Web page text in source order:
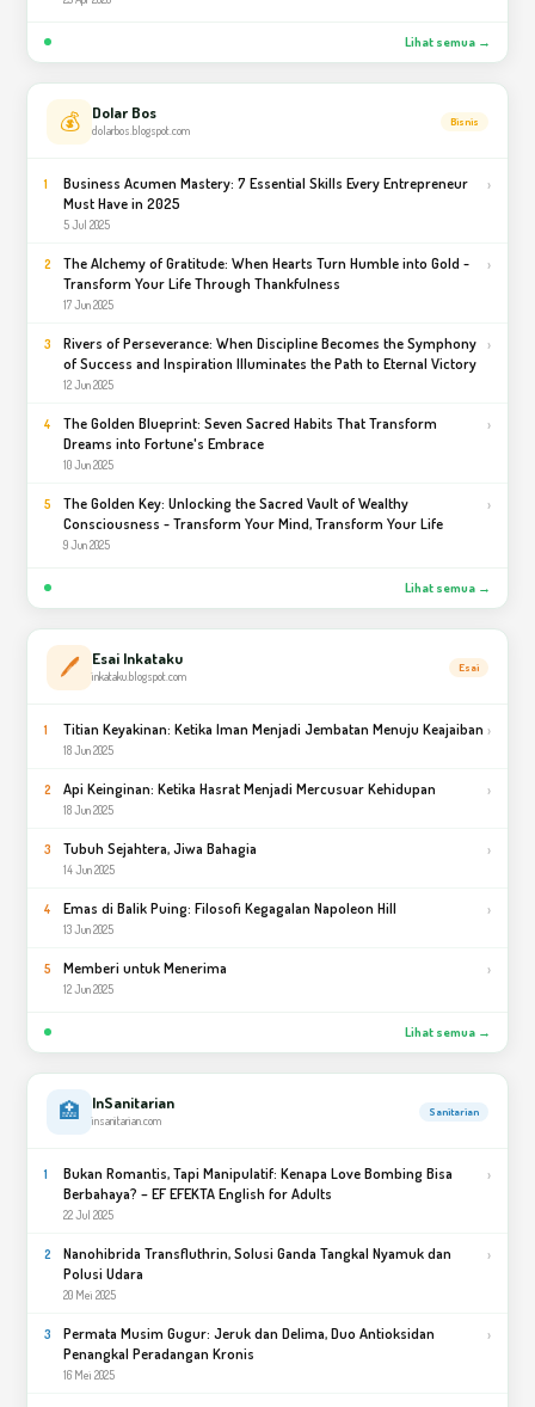
Lihat semua →
💰 Dolar Bos
dolarbos.blogspot.com
Bisnis
1
Business Acumen Mastery: 7 Essential Skills Every Entrepreneur
Must Have in 2025
5 Jul 2025
›
2
The Alchemy of Gratitude: When Hearts Turn Humble into Gold -
Transform Your Life Through Thankfulness
17 Jun 2025
›
3
Rivers of Perseverance: When Discipline Becomes the Symphony
of Success and Inspiration Illuminates the Path to Eternal Victory
12 Jun 2025
›
4
The Golden Blueprint: Seven Sacred Habits That Transform
Dreams into Fortune's Embrace
10 Jun 2025
›
5
The Golden Key: Unlocking the Sacred Vault of Wealthy
Consciousness - Transform Your Mind, Transform Your Life
9 Jun 2025
›
Lihat semua →
🖊️ Esai Inkataku
inkataku.blogspot.com
Esai
1 Titian Keyakinan: Ketika Iman Menjadi Jembatan Menuju Keajaiban
18 Jun 2025
›
2 Api Keinginan: Ketika Hasrat Menjadi Mercusuar Kehidupan
18 Jun 2025
›
3 Tubuh Sejahtera, Jiwa Bahagia
14 Jun 2025
›
4 Emas di Balik Puing: Filosofi Kegagalan Napoleon Hill
13 Jun 2025
›
5 Memberi untuk Menerima
12 Jun 2025
›
Lihat semua →
🏥 InSanitarian
insanitarian.com
Sanitarian
1
Bukan Romantis, Tapi Manipulatif: Kenapa Love Bombing Bisa
Berbahaya? – EF EFEKTA English for Adults
22 Jul 2025
›
2
Nanohibrida Transfluthrin, Solusi Ganda Tangkal Nyamuk dan
Polusi Udara
20 Mei 2025
›
3
Permata Musim Gugur: Jeruk dan Delima, Duo Antioksidan
Penangkal Peradangan Kronis
16 Mei 2025
›